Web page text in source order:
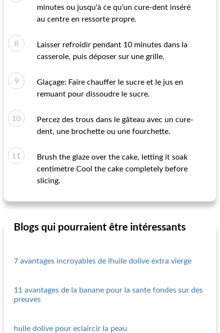
minutes ou jusqu'à ce qu'un cure-dent inséré
au centre en ressorte propre.
Laisser refroidir pendant 10 minutes dans la
casserole, puis déposer sur une grille.
Glaçage: Faire chauffer le sucre et le jus en
remuant pour dissoudre le sucre.
Percez des trous dans le gâteau avec un cure-
dent, une brochette ou une fourchette.
Brush the glaze over the cake, letting it soak
centimetre Cool the cake completely before
slicing.
Blogs qui pourraient être intéressants
7 avantages incroyables de lhuile dolive extra vierge
11 avantages de la banane pour la sante fondes sur des
preuves
huile dolive pour eclaircir la peau